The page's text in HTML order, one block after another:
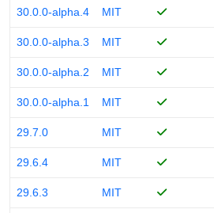
30.0.0-alpha.4 MIT
30.0.0-alpha.3 MIT
30.0.0-alpha.2 MIT
30.0.0-alpha.1 MIT
29.7.0 MIT
29.6.4 MIT
29.6.3 MIT